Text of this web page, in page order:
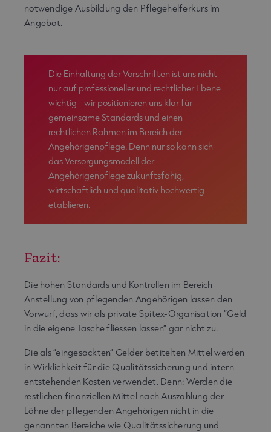
notwendige Ausbildung den Pflegehelferkurs im
Angebot.
Die Einhaltung der Vorschriften ist uns nicht
nur auf professioneller und rechtlicher Ebene
wichtig - wir positionieren uns klar für
gemeinsame Standards und einen
rechtlichen Rahmen im Bereich der
Angehörigenpflege. Denn nur so kann sich
das Versorgungsmodell der
Angehörigenpflege zukunftsfähig,
wirtschaftlich und qualitativ hochwertig
etablieren.
Fazit:
Die hohen Standards und Kontrollen im Bereich
Anstellung von pflegenden Angehörigen lassen den
Vorwurf, dass wir als private Spitex-Organisation “Geld
in die eigene Tasche fliessen lassen” gar nicht zu.
Die als “eingesackten” Gelder betitelten Mittel werden
in Wirklichkeit für die Qualitätssicherung und intern
entstehenden Kosten verwendet. Denn: Werden die
restlichen finanziellen Mittel nach Auszahlung der
Löhne der pflegenden Angehörigen nicht in die
genannten Bereiche wie Qualitätssicherung und